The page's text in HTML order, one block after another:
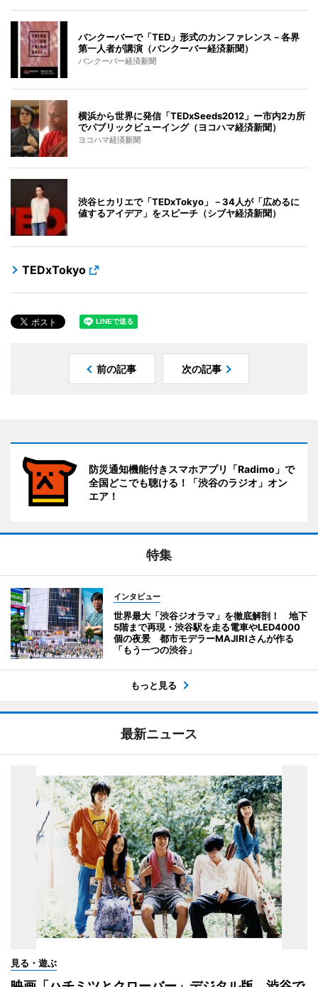
バンクーバーで「TED」形式のカンファレンス－各界
第一人者が講演（バンクーバー経済新聞）
バンクーバー経済新聞
横浜から世界に発信「TEDxSeeds2012」ー市内2カ所
でパブリックビューイング（ヨコハマ経済新聞）
ヨコハマ経済新聞
渋谷ヒカリエで「TEDxTokyo」－34人が「広めるに
値するアイデア」をスピーチ（シブヤ経済新聞）
TEDxTokyo
前の記事 次の記事
防災通知機能付きスマホアプリ「Radimo」で
全国どこでも聴ける！「渋谷のラジオ」オン
エア！
特集
インタビュー
世界最大「渋谷ジオラマ」を徹底解剖！ 地下
5階まで再現・渋谷駅を走る電車やLED4000
個の夜景 都市モデラーMAJIRIさんが作る
「もう一つの渋谷」
もっと見る
最新ニュース
見る・遊ぶ